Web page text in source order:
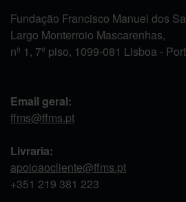
Fundação Francisco Manuel dos
Largo Monterroio Mascarenhas,
nº 1, 7º piso, 1099-081 Lisboa -
Email geral:
ffms@ffms.pt
Livraria:
apoioaocliente@ffms.pt
+351 219 381 223